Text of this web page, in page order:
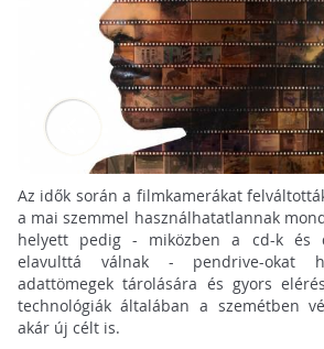
Az idők során a filmkamerákat
a mai szemmel használhatatlannak
helyett pedig - miközben a cd-k és
elavulttá válnak - pendrive-okat
adattömegek tárolására és gyors
technológiák általában a szemétben
akár új célt is.